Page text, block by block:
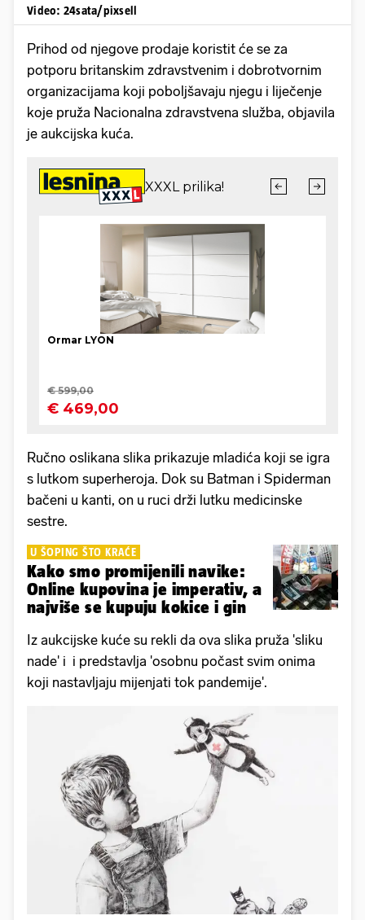
Video: 24sata/pixsell
Prihod od njegove prodaje koristit će se za
potporu britanskim zdravstvenim i dobrotvornim
organizacijama koji poboljšavaju njegu i liječenje
koje pruža Nacionalna zdravstvena služba, objavila
je aukcijska kuća.
Ručno oslikana slika prikazuje mladića koji se igra
s lutkom superheroja. Dok su Batman i Spiderman
bačeni u kanti, on u ruci drži lutku medicinske
sestre.
U ŠOPING ŠTO KRAĆE
Kako smo promijenili navike:
Online kupovina je imperativ, a
najviše se kupuju kokice i gin
Iz aukcijske kuće su rekli da ova slika pruža 'sliku
nade' i i predstavlja 'osobnu počast svim onima
koji nastavljaju mijenjati tok pandemije'.